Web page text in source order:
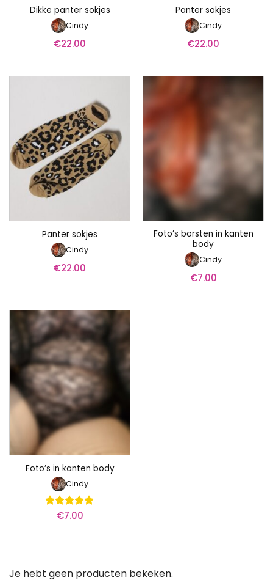
Dikke panter sokjes
Cindy
€22.00
Panter sokjes
Cindy
€22.00
Panter sokjes
Cindy
€22.00
Foto’s borsten in kanten
body
Cindy
€7.00
Foto’s in kanten body
Cindy
Waardering
€7.00
Je hebt geen producten bekeken.